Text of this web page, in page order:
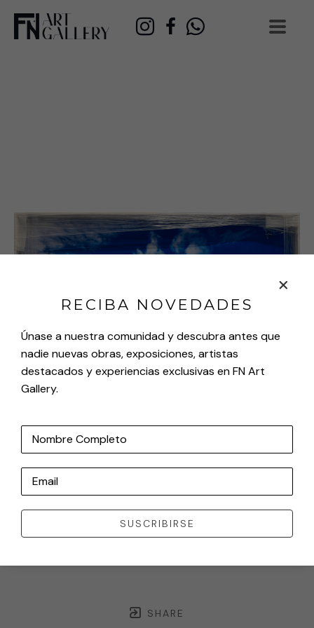
SHARE
RECIBA NOVEDADES
Únase a nuestra comunidad y descubra antes que
nadie nuevas obras, exposiciones, artistas
destacados y experiencias exclusivas en FN Art
Gallery.
Nombre Completo
Email
SUSCRIBIRSE